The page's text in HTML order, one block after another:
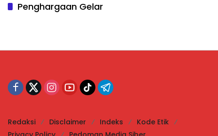
Penghargaan Gelar
Redaksi Disclaimer Indeks
Kode Etik